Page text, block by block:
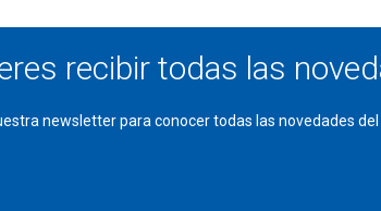
recibir todas las
newsletter para conocer todas las novedades